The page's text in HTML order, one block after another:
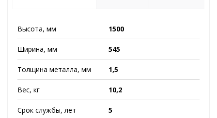
Высота, мм 1500
Ширина, мм 545
Толщина металла, мм 1,5
Вес, кг 10,2
Срок службы, лет 5